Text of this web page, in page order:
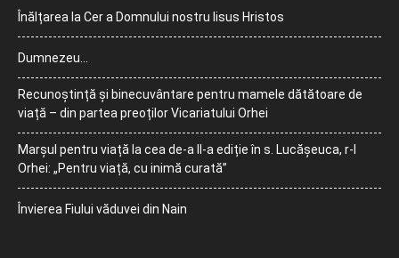
Înălțarea la Cer a Domnului nostru Iisus Hristos
Dumnezeu…
Recunoștință și binecuvântare pentru mamele dătătoare de
viață – din partea preoților Vicariatului Orhei
Marșul pentru viață la cea de-a II-a ediție în s. Lucășeuca, r-l
Orhei: „Pentru viață, cu inimă curată”
Învierea Fiului văduvei din Nain